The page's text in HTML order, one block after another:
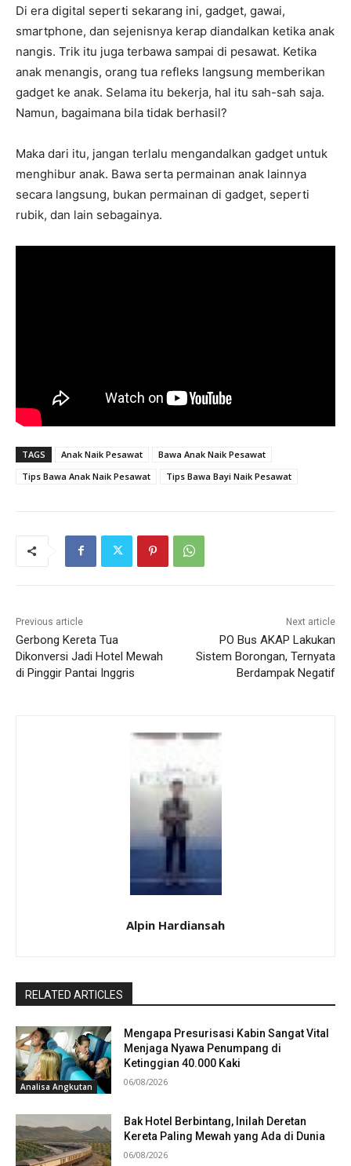
Di era digital seperti sekarang ini, gadget, gawai,
smartphone, dan sejenisnya kerap diandalkan ketika anak
nangis. Trik itu juga terbawa sampai di pesawat. Ketika
anak menangis, orang tua refleks langsung memberikan
gadget ke anak. Selama itu bekerja, hal itu sah-sah saja.
Namun, bagaimana bila tidak berhasil?
Maka dari itu, jangan terlalu mengandalkan gadget untuk
menghibur anak. Bawa serta permainan anak lainnya
secara langsung, bukan permainan di gadget, seperti
rubik, dan lain sebagainya.
TAGS Anak Naik Pesawat
Bawa Anak Naik Pesawat
Tips Bawa Anak Naik Pesawat
Tips Bawa Bayi Naik Pesawat
Previous article
Gerbong Kereta Tua
Dikonversi Jadi Hotel Mewah
di Pinggir Pantai Inggris
Next article
PO Bus AKAP Lakukan
Sistem Borongan, Ternyata
Berdampak Negatif
Alpin Hardiansah
RELATED ARTICLES
Analisa Angkutan
Mengapa Presurisasi Kabin Sangat Vital
Menjaga Nyawa Penumpang di
Ketinggian 40.000 Kaki
06/08/2026
Bak Hotel Berbintang, Inilah Deretan
Kereta Paling Mewah yang Ada di Dunia
06/08/2026